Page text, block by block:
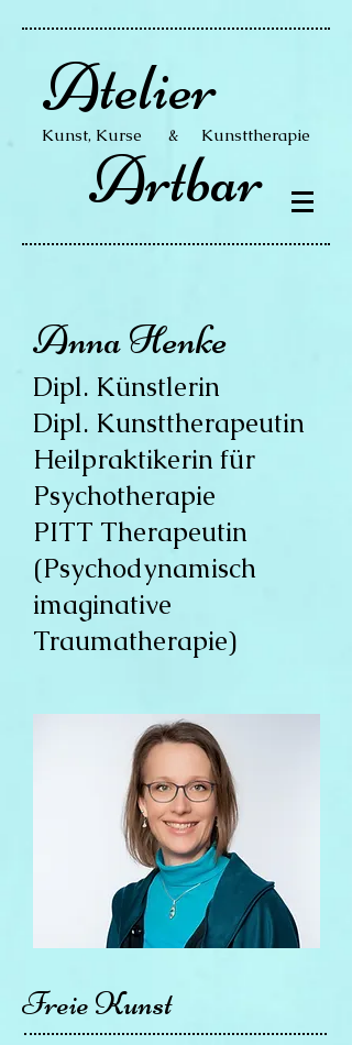
Kunst, Kurse & Kunsttherapie
Atelier
Artbar
Anna Henke
Dipl. Künstlerin
Dipl. Kunsttherapeutin
Heilpraktikerin für
Psychotherapie
PITT Therapeutin
(Psychodynamisch
imaginative
Traumatherapie)
Freie Kunst